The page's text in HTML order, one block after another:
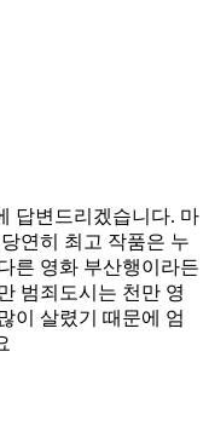
답변드리겠습니다. 마
연히 최고 작품은 누
른 영화 부산행이라든
범죄도시는 천만 영
이 살렸기 때문에 엄